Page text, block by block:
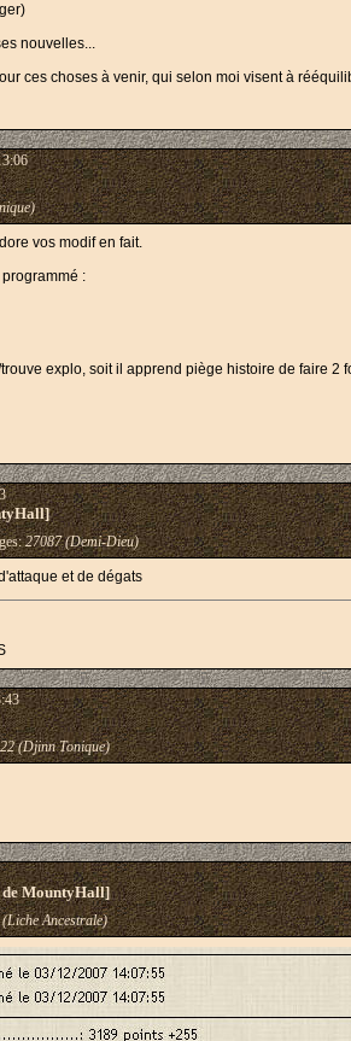
nouvelles...
ces choses à venir, qui selon moi visent à
vos modif en fait.
:
explo, soit il apprend piège histoire de faire 2
27087 (Demi-Dieu)
et de dégats
(Djinn Tonique)
MountyHall]
Ancestrale)